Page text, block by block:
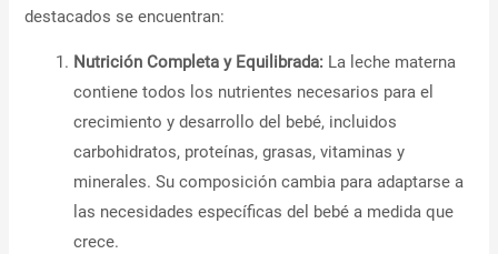
destacados se encuentran:
Nutrición Completa y Equilibrada: La leche materna
contiene todos los nutrientes necesarios para el
crecimiento y desarrollo del bebé, incluidos
carbohidratos, proteínas, grasas, vitaminas y
minerales. Su composición cambia para adaptarse a
las necesidades específicas del bebé a medida que
crece.